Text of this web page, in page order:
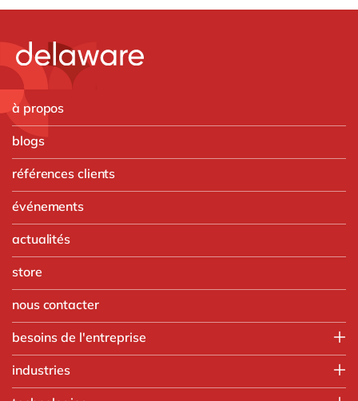
à propos
blogs
références clients
événements
actualités
store
nous contacter
besoins de l'entreprise
industries